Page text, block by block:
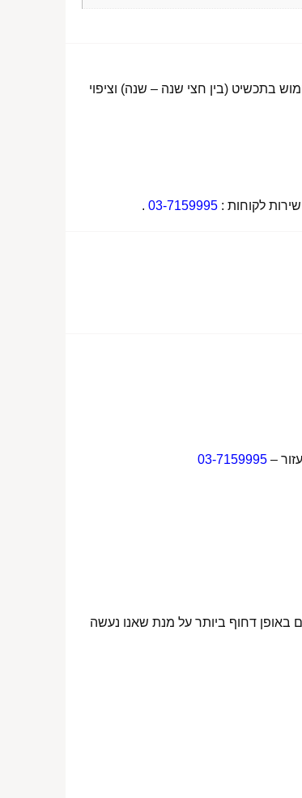
בתכשיט (בין חצי שנה – שנה) וציפוי
לקוחות : 03-7159995
.
–
03-7159995
באופן דחוף ביותר על מנת שאנו נעשה